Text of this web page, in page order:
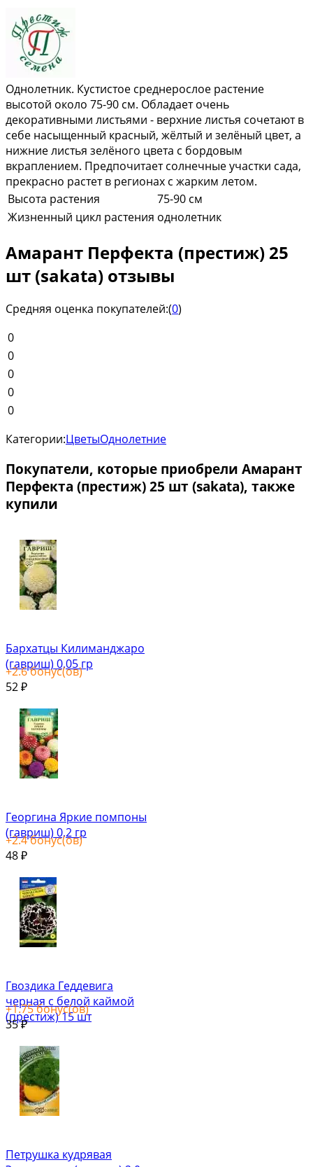
Однолетник. Кустистое среднерослое растение
высотой около 75-90 см. Обладает очень
декоративными листьями - верхние листья сочетают в
себе насыщенный красный, жёлтый и зелёный цвет, а
нижние листья зелёного цвета с бордовым
вкраплением. Предпочитает солнечные участки сада,
прекрасно растет в регионах с жарким летом.
Высота растения
75-90 см
Жизненный цикл растения однолетник
Амарант Перфекта (престиж) 25
шт (sakata) отзывы
Средняя оценка покупателей:(0)
0
0
0
0
0
Категории:ЦветыОднолетние
Покупатели, которые приобрели Амарант
Перфекта (престиж) 25 шт (sakata), также
купили
Бархатцы Килиманджаро
(гавриш) 0,05 гр
+2.6бонус(ов)
52 ₽
Георгина Яркие помпоны
(гавриш) 0,2 гр
+2.4бонус(ов)
48 ₽
Гвоздика Геддевига
черная с белой каймой
(престиж) 15 шт
+1.75бонус(ов)
35₽
Петрушка кудрявая